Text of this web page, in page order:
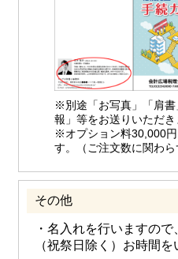
※別途「お写真」「肩
報」等をお送りいただき
※オプション料30,000
す。（ご注文数に関わら
その他
・名入れを行いますの
（祝祭日除く）お時間を